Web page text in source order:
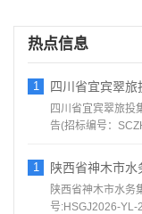
热点信息
1 四川省宜宾翠
四川省宜宾翠旅投
告(招标编号：
1 陕西省神木市
陕西省神木市水务
号:HSGJ2026-YL-